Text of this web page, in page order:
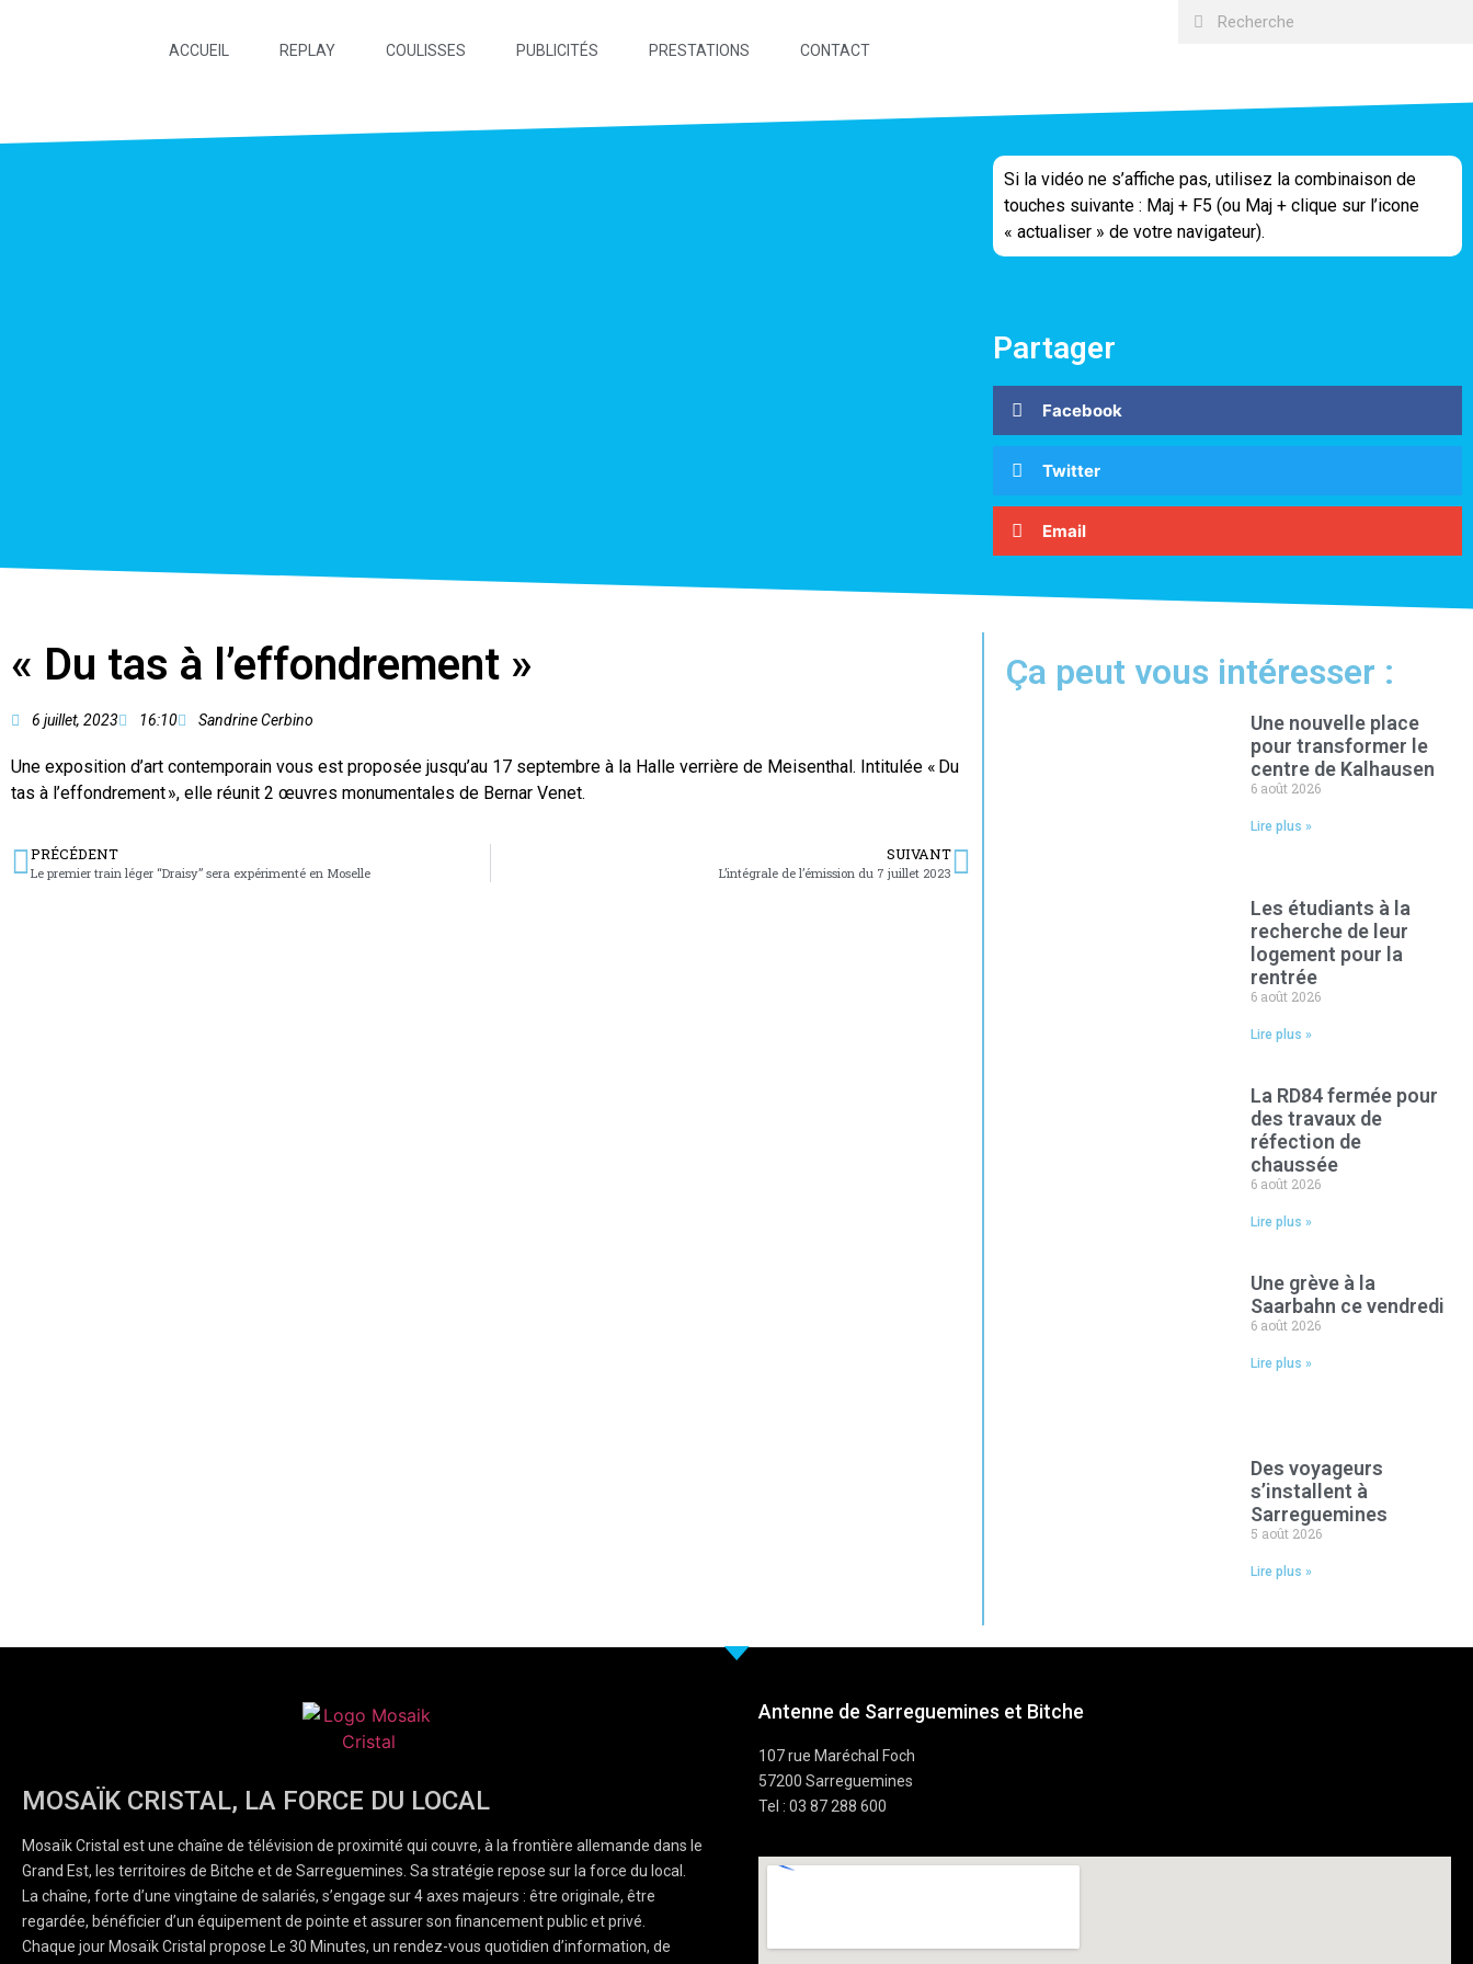
ACCUEIL REPLAY COULISSES PUBLICITÉS PRESTATIONS CONTACT
Si la vidéo ne s’affiche pas, utilisez la combinaison de
touches suivante : Maj + F5 (ou Maj + clique sur l’icone
« actualiser » de votre navigateur).
Partager
Facebook
Twitter
Email
« Du tas à l’effondrement »
6 juillet, 2023 16:10 Sandrine Cerbino
Une exposition d’art contemporain vous est proposée jusqu’au 17 septembre à la Halle verrière de Meisenthal. Intitulée « Du
tas à l’effondrement », elle réunit 2 œuvres monumentales de Bernar Venet.
PRÉCÉDENT
Le premier train léger “Draisy” sera expérimenté en Moselle
SUIVANT
L’intégrale de l’émission du 7 juillet 2023
Ça peut vous intéresser :
Une nouvelle place
pour transformer le
centre de Kalhausen
6 août 2026
Lire plus »
Les étudiants à la
recherche de leur
logement pour la
rentrée
6 août 2026
Lire plus »
La RD84 fermée pour
des travaux de
réfection de
chaussée
6 août 2026
Lire plus »
Une grève à la
Saarbahn ce vendredi
6 août 2026
Lire plus »
Des voyageurs
s’installent à
Sarreguemines
5 août 2026
Lire plus »
MOSAÏK CRISTAL, LA FORCE DU LOCAL
Mosaïk Cristal est une chaîne de télévision de proximité qui couvre, à la frontière allemande dans le
Grand Est, les territoires de Bitche et de Sarreguemines. Sa stratégie repose sur la force du local.
La chaîne, forte d’une vingtaine de salariés, s’engage sur 4 axes majeurs : être originale, être
regardée, bénéficier d’un équipement de pointe et assurer son financement public et privé.
Chaque jour Mosaïk Cristal propose Le 30 Minutes, un rendez-vous quotidien d’information, de
Antenne de Sarreguemines et Bitche
107 rue Maréchal Foch
57200 Sarreguemines
Tel : 03 87 288 600